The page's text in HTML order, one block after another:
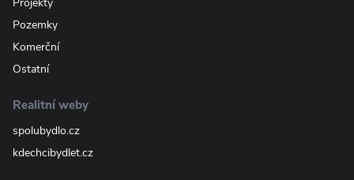
Pozemky
Komerční
Ostatní
Realitní weby
spolubydlo.cz
kdechcibydlet.cz